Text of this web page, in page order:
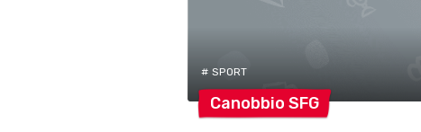
# SPORT
Canobbio SFG